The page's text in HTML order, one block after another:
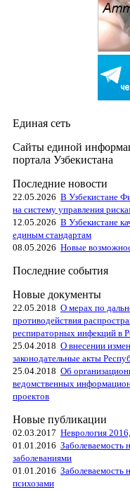
Единая сеть
Сайты единой
портала Узбекистана
Последние новости
22.05.2026 В Узбекистане
на систему управления
12.05.2026 В Узбекистане
единым стандартам
08.05.2026 Новые
Последние события
Новые документы
22.05.2018 О мерах по
противодействия
респираторных инфекций в
25.04.2018 О внесении
законодательные акты
25.04.2018 Об
ведомственных
проектов
Новые публикации
02.03.2017 Неврология
01.01.2016 Заболеваемость
заболеваниями
01.01.2016 Заболеваемость
психозами